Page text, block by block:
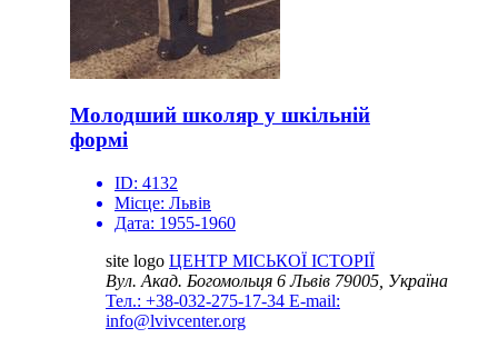
Молодший школяр у шкільній
формі
ID: 4132
Місце: Львів
Дата: 1955-1960
site logo ЦЕНТР МІСЬКОЇ ІСТОРІЇ
Вул. Акад. Богомольця 6Львів 79005, Україна
Тел.: +38-032-275-17-34 E-mail:
info@lvivcenter.org